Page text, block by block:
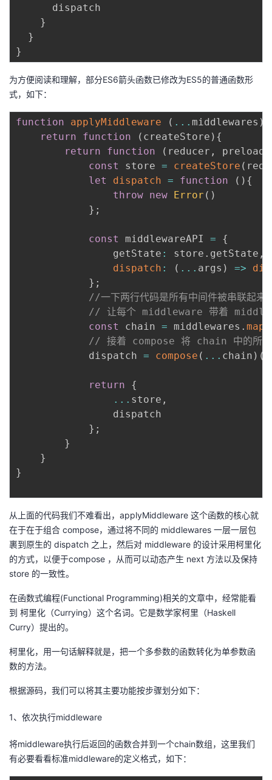
      dispatch
}
}
}
为方便阅读和理解，部分ES6箭头函数已修改为ES5的普通函数形
式，如下：
function applyMiddleware ( ... middlewares )
return
function ( createStore ) {
return
function ( reducer ,
const
store = createStore (
let
dispatch = function ( ) {
throw new Error ( )
} ;
const middlewareAPI =
{
                getState
: store . getState ,
dispatch : ( ... args ) =>
} ;
//一下两行代码是所有中间件被串联起来
// 让每个 middleware 带着
const
chain = middlewares . map
// 接着 compose 将 chain 中的所有
            dispatch
= compose ( ... chain ) (
return
{
... store ,
                dispatch
} ;
}
}
}
从上面的代码我们不难看出，applyMiddleware 这个函数的核心就
在于在于组合 compose，通过将不同的 middlewares 一层一层包
裹到原生的 dispatch 之上，然后对 middleware 的设计采用柯里化
的方式，以便于compose ，从而可以动态产生 next 方法以及保持
store 的一致性。
在函数式编程(Functional Programming)相关的文章中，经常能看
到 柯里化（Currying）这个名词。它是数学家柯里（Haskell
Curry）提出的。
柯里化，用一句话解释就是，把一个多参数的函数转化为单参数函
数的方法。
根据源码，我们可以将其主要功能按步骤划分如下：
1、依次执行middleware
将middleware执行后返回的函数合并到一个chain数组，这里我们
有必要看看标准middleware的定义格式，如下：